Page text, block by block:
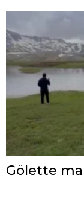
Gölette